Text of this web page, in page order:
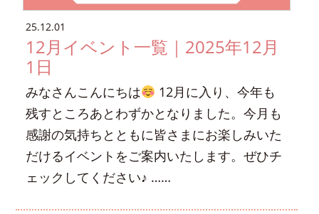
25.12.01
12月イベント一覧｜2025年12月
1日
みなさんこんにちは
12月に入り、今年も
残すところあとわずかとなりました。今月も
感謝の気持ちとともに皆さまにお楽しみいた
だけるイベントをご案内いたします。ぜひチ
ェックしてください♪ ……